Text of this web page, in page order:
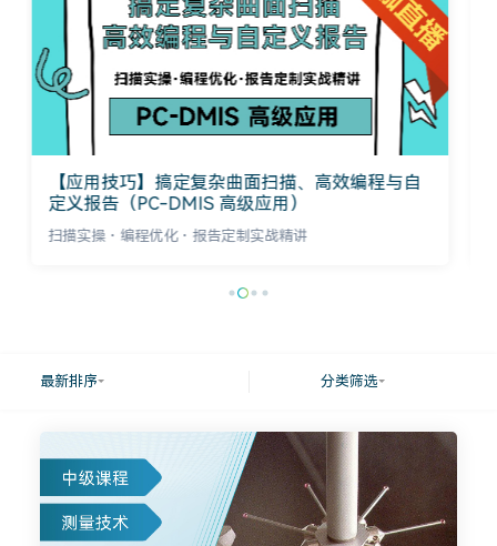
计量新手轻松入门学系列
零基础小白、职场新人、质检和一线技术人员打造的轻量
化、好上手、全实战入门成长课程
最新排序 分类筛选